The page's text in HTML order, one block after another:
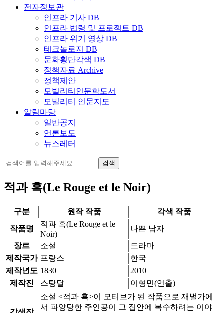
전자정보관
인프라 기사 DB
인프라 법령 및 프로젝트 DB
인프라 위기 영상 DB
테크놀로지 DB
문화횡단각색 DB
정책자료 Archive
정책제안
모빌리티인문학도서
모빌리티 인문지도
알림마당
일반공지
언론보도
뉴스레터
검
적과 흑(Le Rouge et le Noir)
구분 원작 작품
각색 작품
작품명
적과 흑(Le Rouge et le
Noir)
나쁜 남자
장르
소설
드라마
제작국가 프랑스
한국
제작년도 1830
2010
제작진
스탕달 이형민(연출)
소설 <적과 흑>이 모티브가 된 작품으로 재벌가에
서 파양당한 주인공이 그 집안에 복수하려는 이야